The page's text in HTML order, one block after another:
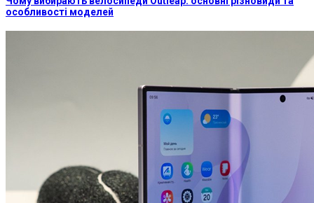
особливості моделей